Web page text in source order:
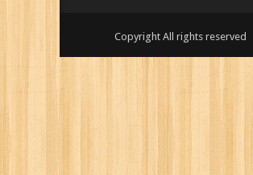
Copyright All rights reserved